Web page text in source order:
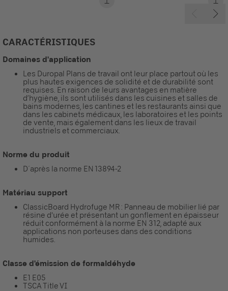
CARACTÉRISTIQUES
Domaines d'application
Les Duropal Plans de travail ont leur place partout où les
plus hautes exigences de solidité et de durabilité sont
requises. En raison de leurs avantages en matière
d’hygiène, ils sont utilisés dans les cuisines et salles de
bains modernes, les cantines et les restaurants ainsi que
dans les cabinets médicaux, les laboratoires et les points
de vente, mais également dans les lieux de travail
industriels et commerciaux.
Norme du produit
D´après la norme EN 13894-2
Matériau support
ClassicBoard Hydrofuge MR : Panneau de mobilier lié par
résine d'urée et présentant un gonflement en épaisseur
réduit conformément à la norme EN 312, adapté aux
applications non porteuses dans des conditions
humides.
Classe d'émission de formaldéhyde
E1 E05
TSCA Title VI